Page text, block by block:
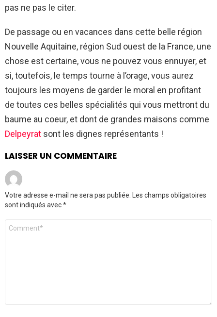
pas ne pas le citer.
De passage ou en vacances dans cette belle région
Nouvelle Aquitaine, région Sud ouest de la France, une
chose est certaine, vous ne pouvez vous ennuyer, et
si, toutefois, le temps tourne à l’orage, vous aurez
toujours les moyens de garder le moral en profitant
de toutes ces belles spécialités qui vous mettront du
baume au coeur, et dont de grandes maisons comme
Delpeyrat sont les dignes représentants !
LAISSER UN COMMENTAIRE
Votre adresse e-mail ne sera pas publiée.
Les champs obligatoires
sont indiqués avec*
Commentaire